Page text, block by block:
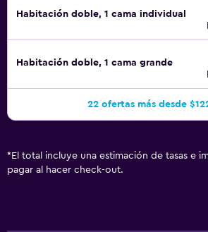
Habitación doble, 1 cama individual
Habitación doble, 1 cama grande
22 ofertas más desde
* El total incluye una estimación de tasas e
pagar al hacer check-out.